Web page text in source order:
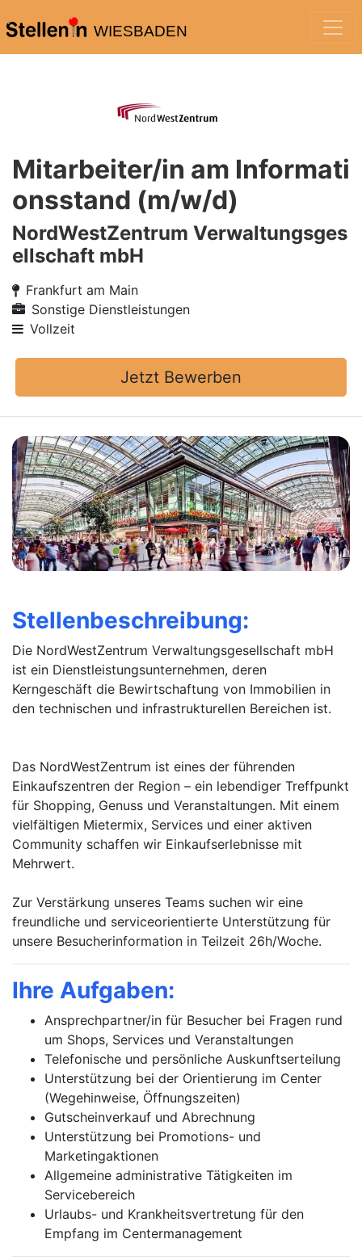
WIESBADEN
Mitarbeiter/in am Informati
onsstand (m/w/d)
NordWestZentrum Verwaltungsges
ellschaft mbH
Frankfurt am Main
Sonstige Dienstleistungen
Vollzeit
Jetzt Bewerben
Stellenbeschreibung:
Die NordWestZentrum Verwaltungsgesellschaft mbH
ist ein Dienstleistungsunternehmen, deren
Kerngeschäft die Bewirtschaftung von Immobilien in
den technischen und infrastrukturellen Bereichen ist.
Das NordWestZentrum ist eines der führenden
Einkaufszentren der Region – ein lebendiger Treffpunkt
für Shopping, Genuss und Veranstaltungen. Mit einem
vielfältigen Mietermix, Services und einer aktiven
Community schaffen wir Einkaufserlebnisse mit
Mehrwert.
Zur Verstärkung unseres Teams suchen wir eine
freundliche und serviceorientierte Unterstützung für
unsere Besucherinformation in Teilzeit 26h/Woche.
Ihre Aufgaben:
Ansprechpartner/in für Besucher bei Fragen rund
um Shops, Services und Veranstaltungen
Telefonische und persönliche Auskunftserteilung
Unterstützung bei der Orientierung im Center
(Wegehinweise, Öffnungszeiten)
Gutscheinverkauf und Abrechnung
Unterstützung bei Promotions- und
Marketingaktionen
Allgemeine administrative Tätigkeiten im
Servicebereich
Urlaubs- und Krankheitsvertretung für den
Empfang im Centermanagement